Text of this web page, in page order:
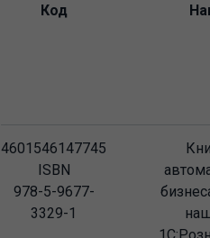
Код
4601546147745
ISBN
978-5-9677-
3329-1